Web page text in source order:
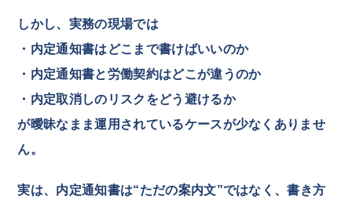
しかし、実務の現場では
・内定通知書はどこまで書けばいいのか
・内定通知書と労働契約はどこが違うのか
・内定取消しのリスクをどう避けるか
が曖昧なまま運用されているケースが少なくありませ
ん。
実は、内定通知書は“ただの案内文”ではなく、書き方